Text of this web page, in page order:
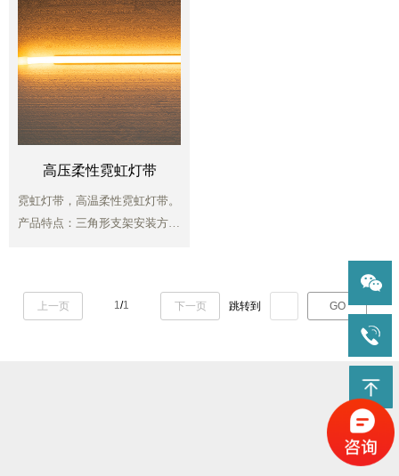
高压柔性霓虹灯带
霓虹灯带，高温柔性霓虹灯带。
产品特点：三角形支架安装方
小、产生热量小、无眩光，耐冲
击等特点。220V供电，安全可
上一页 1/1 下一页 跳转到 GO